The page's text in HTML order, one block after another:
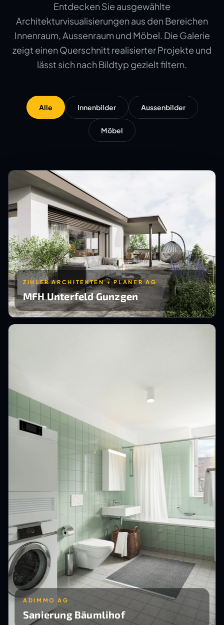
Entdecken Sie ausgewählte
Architekturvisualisierungen aus den Bereichen
Innenraum, Aussenraum und Möbel. Die Galerie
zeigt einen Querschnitt realisierter Projekte und
lässt sich nach Bildtyp gezielt filtern.
Alle Innenbilder Aussenbilder
Möbel
ZIHLER ARCHITEKTEN + PLANER AG
MFH Unterfeld Gunzgen
ADIMMO AG
Sanierung Bäumlihof